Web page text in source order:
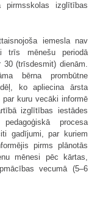
pirmsskolas izglītības
iemesla nav
trīs mēnešu periodā
(trīsdesmit) dienām.
bērna prombūtne
ko apliecina ārsta
kuru vecāki informē
izglītības iestādes
procesa
gadījumi, par kuriem
pirms plānotās
mēnesi pēc kārtas,
vecumā (5–6